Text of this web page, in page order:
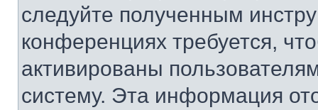
следуйте полученным
конференциях требуется,
активированы
систему. Эта информация